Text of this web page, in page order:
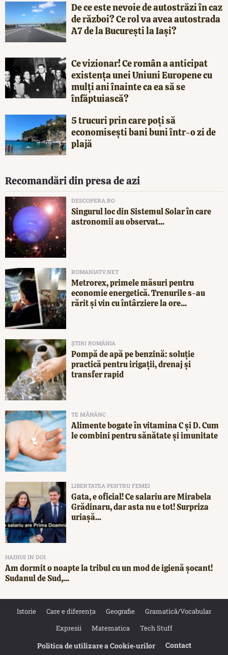
De ce este nevoie de autostrăzi în caz
de război? Ce rol va avea autostrada
A7 de la București la Iași?
Ce vizionar! Ce român a anticipat
existența unei Uniuni Europene cu
mulți ani înainte ca ea să se
înfăptuiască?
5 trucuri prin care poți să
economisești bani buni într-o zi de
plajă
Recomandări din presa de azi
DESCOPERA.RO
Singurul loc din Sistemul Solar în care
astronomii au observat...
ROMANIATV.NET
Metrorex, primele măsuri pentru
economie energetică. Trenurile s-au
rărit și vin cu întârziere la ore...
ȘTIRI ROMÂNIA
Pompă de apă pe benzină: soluție
practică pentru irigații, drenaj și
transfer rapid
TE MĂNÂNC
Alimente bogate în vitamina C și D. Cum
le combini pentru sănătate și imunitate
LIBERTATEA PENTRU FEMEI
Gata, e oficial! Ce salariu are Mirabela
Grădinaru, dar asta nu e tot! Surpriza
uriașă...
HAIHUI IN DOI
Am dormit o noapte la tribul cu un mod de igienă șocant!
Sudanul de Sud,...
Istorie Care e diferența Geografie
Gramatică/Vocabular
Expresii
Matematica Tech Stuff
Politica de utilizare a Cookie‐urilor Contact